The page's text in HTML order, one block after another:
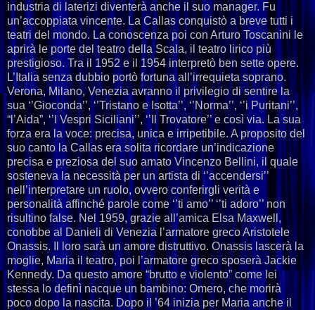
industria di laterizi diventerà anche il suo manager. Fu
un’accoppiata vincente. La Callas conquistò a breve tutti i
teatri del mondo. La conoscenza poi con Arturo Toscanini le
aprirà le porte del teatro della Scala, il teatro lirico più
prestigioso. Tra il 1952 e il 1954 interpretò ben sette opere.
L’Italia senza dubbio portò fortuna all’irrequieta soprano.
Verona, Milano, Venezia avranno il privilegio di sentire la
sua ‘’Gioconda’’, ‘’Tristano e Isotta’’, ‘’Norma’’, ‘’i Puritani’’,
“l’Aida”, ‘’I Vespri Siciliani’’, ‘’Il Trovatore’’ e così via. La sua
forza era la voce: precisa, unica e irripetibile. A proposito del
suo canto la Callas era solita ricordare un’indicazione
precisa e preziosa del suo amato Vincenzo Bellini, il quale
sosteneva la necessità per un artista di ‘’accendersi’’
nell’interpretare un ruolo, ovvero conferirgli verità e
personalità affinché parole come ‘’ti amo’’ ‘’ti adoro’’ non
risultino false. Nel 1959, grazie all’amica Elsa Maxwell,
conobbe al Danieli di Venezia l’armatore greco Aristotele
Onassis. Il loro sarà un amore distruttivo. Onassis lascerà la
moglie, Maria il teatro, poi l’armatore greco sposerà Jackie
Kennedy. Da questo amore “brutto e violento” come lei
stessa lo definì nacque un bambino: Omero, che morirà
poco dopo la nascita. Dopo il ’64 inizia per Maria anche il